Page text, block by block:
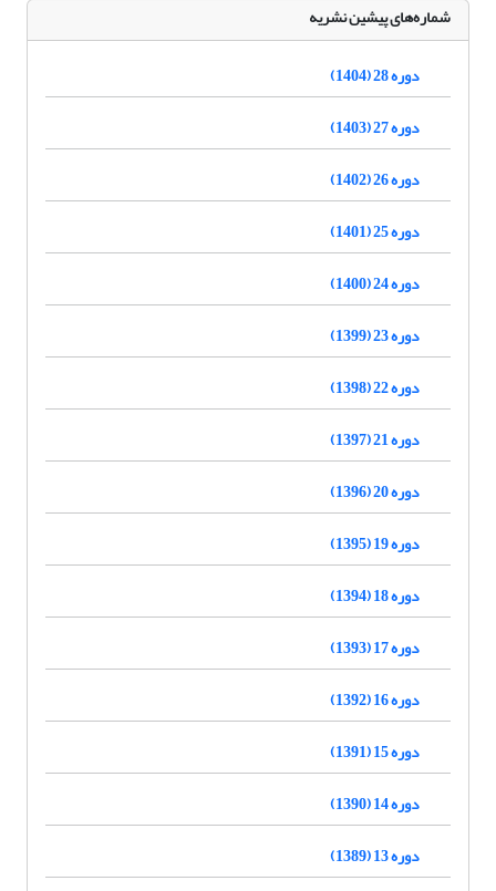
شماره‌های پیشین نشریه
دوره 28 (1404)
دوره 27 (1403)
دوره 26 (1402)
دوره 25 (1401)
دوره 24 (1400)
دوره 23 (1399)
دوره 22 (1398)
دوره 21 (1397)
دوره 20 (1396)
دوره 19 (1395)
دوره 18 (1394)
دوره 17 (1393)
دوره 16 (1392)
دوره 15 (1391)
دوره 14 (1390)
دوره 13 (1389)